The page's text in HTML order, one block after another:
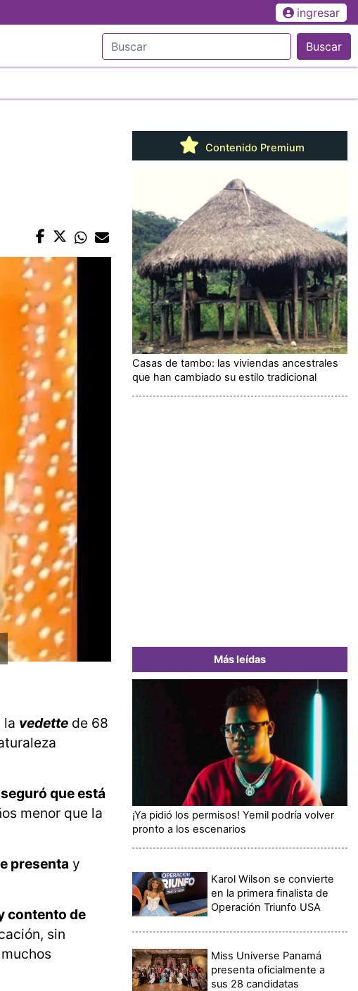
ingresar
Buscar
la vedette de 68
que está
menor que la
presenta y
contento de
sin
Contenido Premium
Casas de tambo: las viviendas ancestrales
que han cambiado su estilo tradicional
Más leídas
¡Ya pidió los permisos! Yemil podría volver
pronto a los escenarios
Karol Wilson se convierte
en la primera finalista de
Operación Triunfo USA
Miss Universe Panamá
presenta oficialmente a
sus 28 candidatas